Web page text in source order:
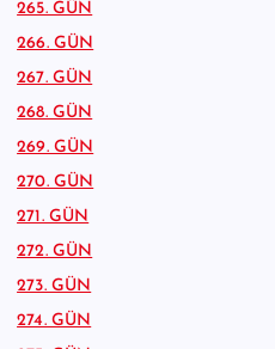
265. GÜN
266. GÜN
267. GÜN
268. GÜN
269. GÜN
270. GÜN
271. GÜN
272. GÜN
273. GÜN
274. GÜN